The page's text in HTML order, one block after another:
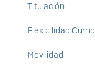
Titulación
Flexibilidad
Movilidad